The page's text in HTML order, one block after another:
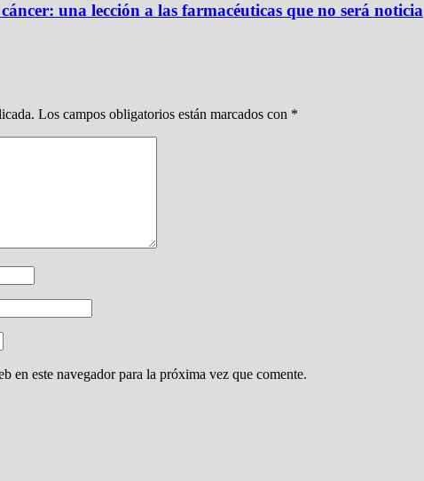
una lección a las farmacéuticas que no será noticia
Los campos obligatorios están marcados con *
en este navegador para la próxima vez que comente.